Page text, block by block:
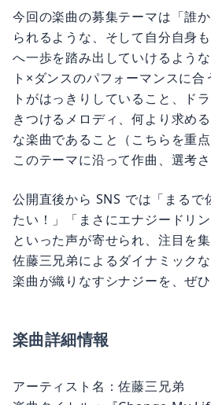
られるような、そして自分自身
へ一歩を踏み出していけるよう
ト×ダンスのパフォーマンスに合
トがはっきりしていること、ド
きつけるメロディ、何より求め
な楽曲であること（こちらを重
このテーマに沿って作曲、選考
たい！」「まさにエナジードリ
といった声が寄せられ、注目を
佐藤三兄弟によるダイナミック
楽曲が織りなすシナジーを、ぜ
楽曲詳細情報
楽曲タイトル：『Change My